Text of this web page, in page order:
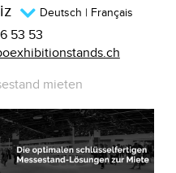
Deutsch | Français
53 53
mieten